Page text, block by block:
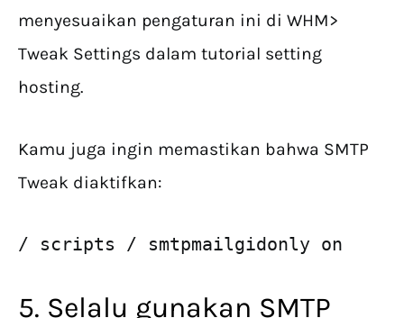
menyesuaikan pengaturan ini di WHM>
Tweak Settings dalam tutorial setting
hosting.
Kamu juga ingin memastikan bahwa SMTP
Tweak diaktifkan:
/ scripts / smtpmailgidonly on
5. Selalu gunakan SMTP